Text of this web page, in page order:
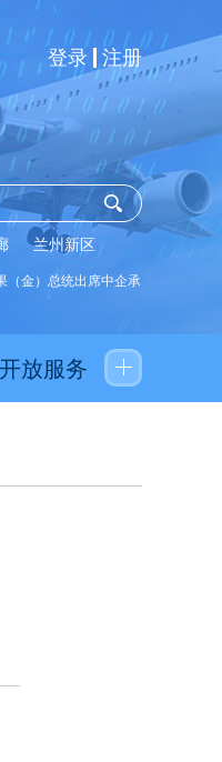
登录 注册
兰州新区
）总统出席中企承建水厂启用仪式
开放服务